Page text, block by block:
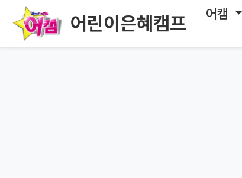
어린이은혜캠프 어캠